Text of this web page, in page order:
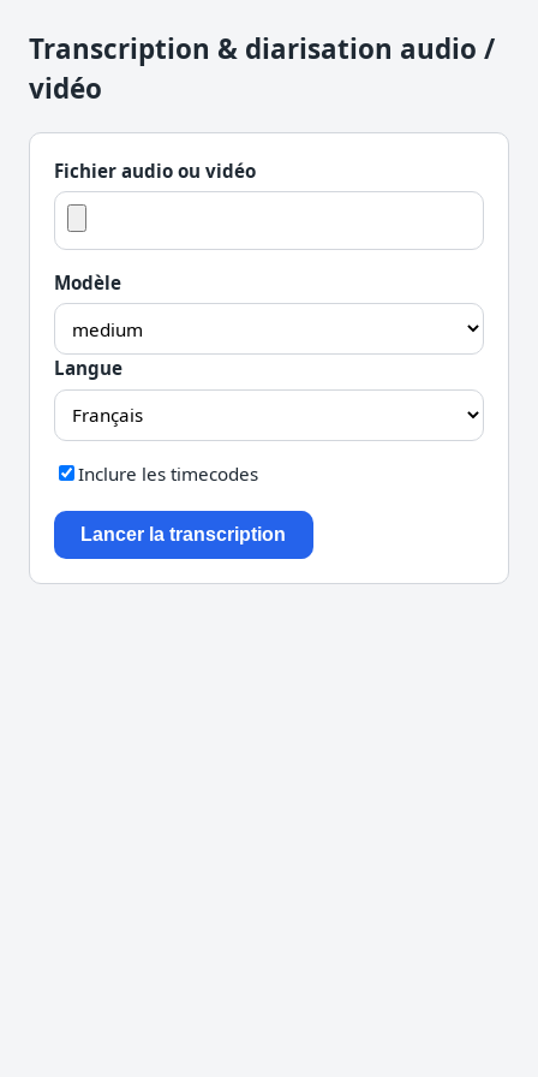
Transcription & diarisation audio /
vidéo
Fichier audio ou vidéo
Modèle
Langue
Inclure les timecodes
Lancer la transcription